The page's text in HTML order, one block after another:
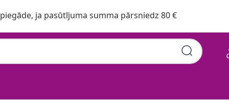
ja pasūtījuma summa pārsniedz 80 €